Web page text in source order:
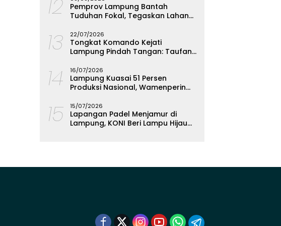
12
Pemprov Lampung Bantah
Tuduhan Fokal, Tegaskan Lahan
13 22/07/2026
Tongkat Komando Kejati
Lampung Pindah Tangan: Taufan
Wakajati
14 16/07/2026
Lampung Kuasai 51 Persen
Produksi Nasional, Wamenperin
Olahan Singkong
15 15/07/2026
Lapangan Padel Menjamur di
Lampung, KONI Beri Lampu Hijau